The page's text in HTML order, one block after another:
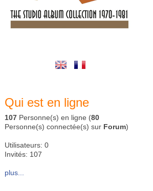
Qui est en ligne
107 Personne(s) en ligne (80
Personne(s) connectée(s) sur Forum)
Utilisateurs: 0
Invités: 107
plus...